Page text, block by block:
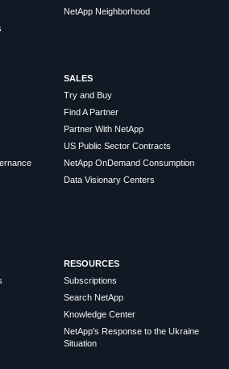
NetApp Neighborhood
SALES
Try and Buy
Find A Partner
Partner With NetApp
US Public Sector Contracts
NetApp OnDemand Consumption
Data Visionary Centers
RESOURCES
Subscriptions
Search NetApp
Knowledge Center
NetApp's Response to the Ukraine
Situation